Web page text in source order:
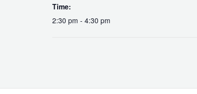
Time:
2:30 pm - 4:30 pm